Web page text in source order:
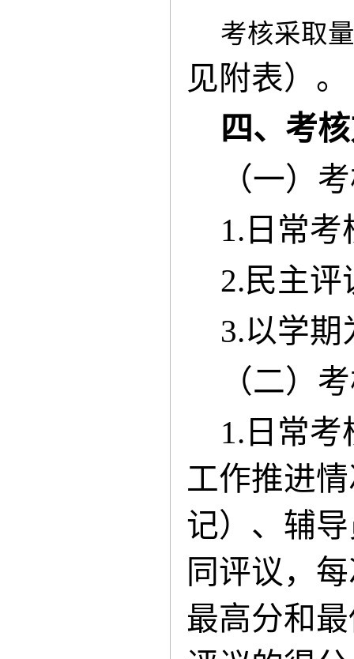
考核采取
见附表）。
四、考
（一）
1.日常
2.民主评
3.以学
（二）
1.日常
工作推进
记）、辅
同评议，
最高分和